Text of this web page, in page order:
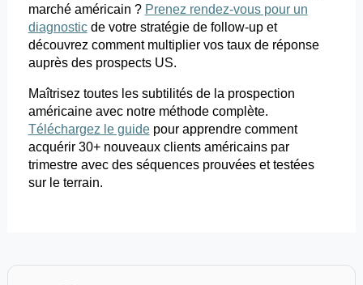
marché américain ? Prenez rendez-vous pour un
diagnostic devotre stratégie de follow-up et
découvrez comment multiplier vos taux de réponse
auprès des prospects US.
Maîtrisez toutes les subtilités de la prospection
américaine avec notre méthode complète.
Téléchargez le guide pourapprendre comment
acquérir 30+ nouveaux clients américains par
trimestre avec des séquences prouvées et testées
sur le terrain.